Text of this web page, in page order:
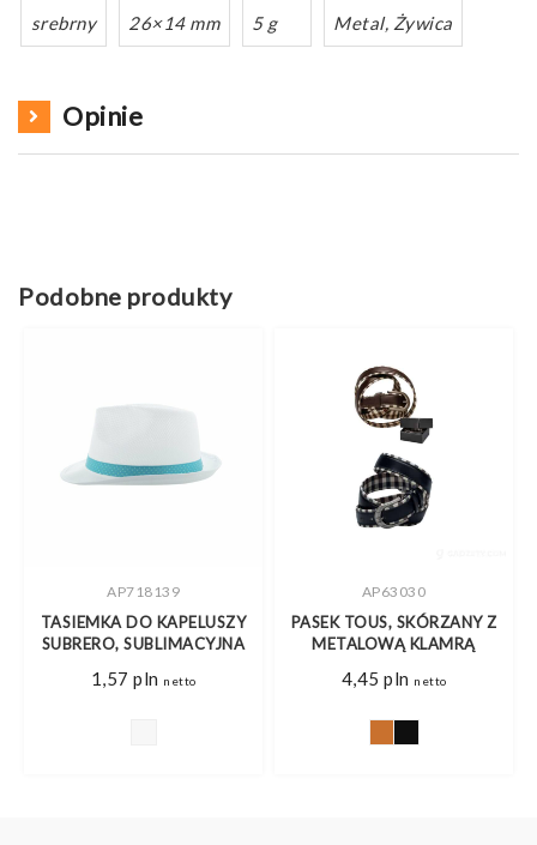
srebrny
26×14 mm
5 g
Metal, Żywica
Opinie
Podobne produkty
AP718139
TASIEMKA DO KAPELUSZY
SUBRERO, SUBLIMACYJNA
1,57 pln netto
AP63030
PASEK TOUS, SKÓRZANY Z
METALOWĄ KLAMRĄ
4,45 pln netto